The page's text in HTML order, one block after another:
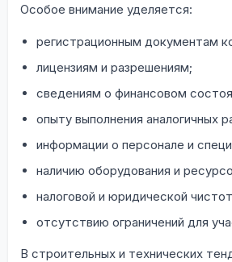
Особое внимание уделяется:
регистрационным документам
лицензиям и разрешениям;
сведениям о финансовом
опыту выполнения аналогичных
информации о персонале и
наличию оборудования и
налоговой и юридической
отсутствию ограничений для
В строительных и технических